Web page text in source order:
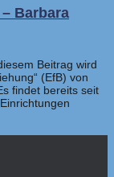
Barbara
Beitrag wird
(EfB) von
findet bereits seit